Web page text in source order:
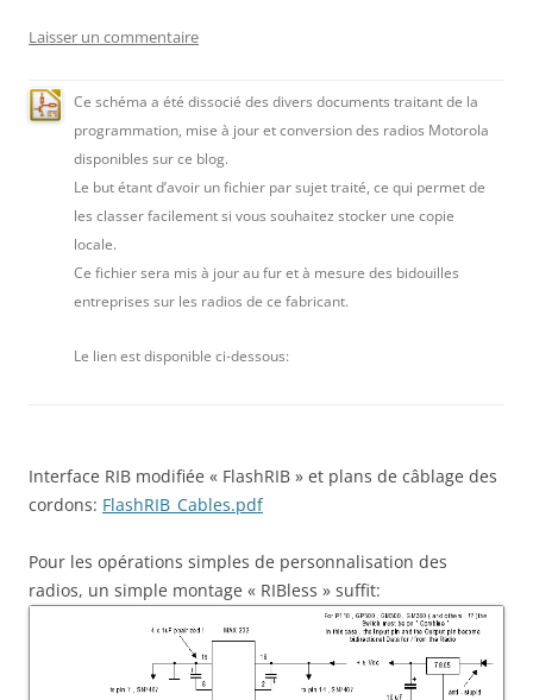
Laisser un commentaire
Ce schéma a été dissocié des divers documents traitant de la
programmation, mise à jour et conversion des radios Motorola
disponibles sur ce blog.
Le but étant d’avoir un fichier par sujet traité, ce qui permet de
les classer facilement si vous souhaitez stocker une copie
locale.
Ce fichier sera mis à jour au fur et à mesure des bidouilles
entreprises sur les radios de ce fabricant.
Le lien est disponible ci-dessous:
Interface RIB modifiée « FlashRIB » et plans de câblage des
cordons: FlashRIB_Cables.pdf
Pour les opérations simples de personnalisation des
radios, un simple montage « RIBless » suffit: